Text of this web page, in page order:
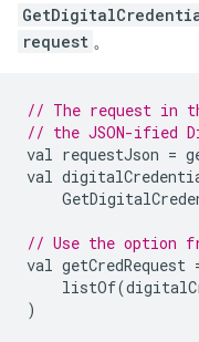
request 。
// The request in
// the JSON-ified
val requestJson =
val
// Use the option
val getCredRequest
listOf(
)